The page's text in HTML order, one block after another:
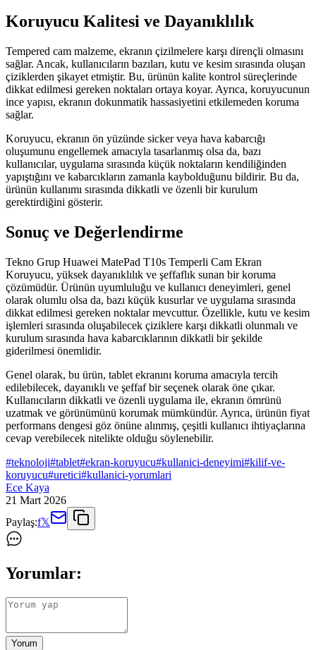
Koruyucu Kalitesi ve Dayanıklılık
Tempered cam malzeme, ekranın çizilmelere karşı dirençli olmasını
sağlar. Ancak, kullanıcıların bazıları, kutu ve kesim sırasında oluşan
çiziklerden şikayet etmiştir. Bu, ürünün kalite kontrol süreçlerinde
dikkat edilmesi gereken noktaları ortaya koyar. Ayrıca, koruyucunun
ince yapısı, ekranın dokunmatik hassasiyetini etkilemeden koruma
sağlar.
Koruyucu, ekranın ön yüzünde sicker veya hava kabarcığı
oluşumunu engellemek amacıyla tasarlanmış olsa da, bazı
kullanıcılar, uygulama sırasında küçük noktaların kendiliğinden
yapıştığını ve kabarcıkların zamanla kaybolduğunu bildirir. Bu da,
ürünün kullanımı sırasında dikkatli ve özenli bir kurulum
gerektirdiğini gösterir.
Sonuç ve Değerlendirme
Tekno Grup Huawei MatePad T10s Temperli Cam Ekran
Koruyucu, yüksek dayanıklılık ve şeffaflık sunan bir koruma
çözümüdür. Ürünün uyumluluğu ve kullanıcı deneyimleri, genel
olarak olumlu olsa da, bazı küçük kusurlar ve uygulama sırasında
dikkat edilmesi gereken noktalar mevcuttur. Özellikle, kutu ve kesim
işlemleri sırasında oluşabilecek çiziklere karşı dikkatli olunmalı ve
kurulum sırasında hava kabarcıklarının dikkatli bir şekilde
giderilmesi önemlidir.
Genel olarak, bu ürün, tablet ekranını koruma amacıyla tercih
edilebilecek, dayanıklı ve şeffaf bir seçenek olarak öne çıkar.
Kullanıcıların dikkatli ve özenli uygulama ile, ekranın ömrünü
uzatmak ve görünümünü korumak mümkündür. Ayrıca, ürünün fiyat
performans dengesi göz önüne alınmış, çeşitli kullanıcı ihtiyaçlarına
cevap verebilecek nitelikte olduğu söylenebilir.
#teknoloji#tablet#ekran-koruyucu#kullanici-deneyimi#kilif-ve-
koruyucu#uretici#kullanici-yorumlari
Ece Kaya
21 Mart 2026
Paylaş:f𝕏
Yorumlar:
Yorum